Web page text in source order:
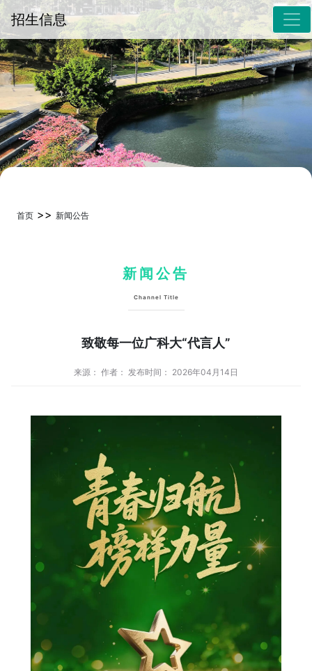
招生信息
首页 >>新闻公告
新闻公告
Channel Title
致敬每一位广科大“代言人”
来源： 作者： 发布时间： 2026年04月14日